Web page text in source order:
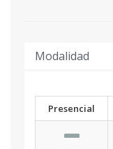
Modalidad
Presencial